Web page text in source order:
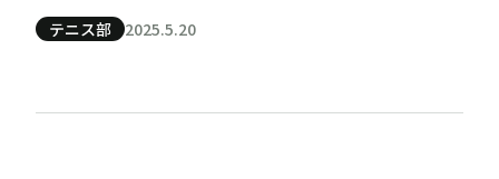
テニス部 2025.5.20